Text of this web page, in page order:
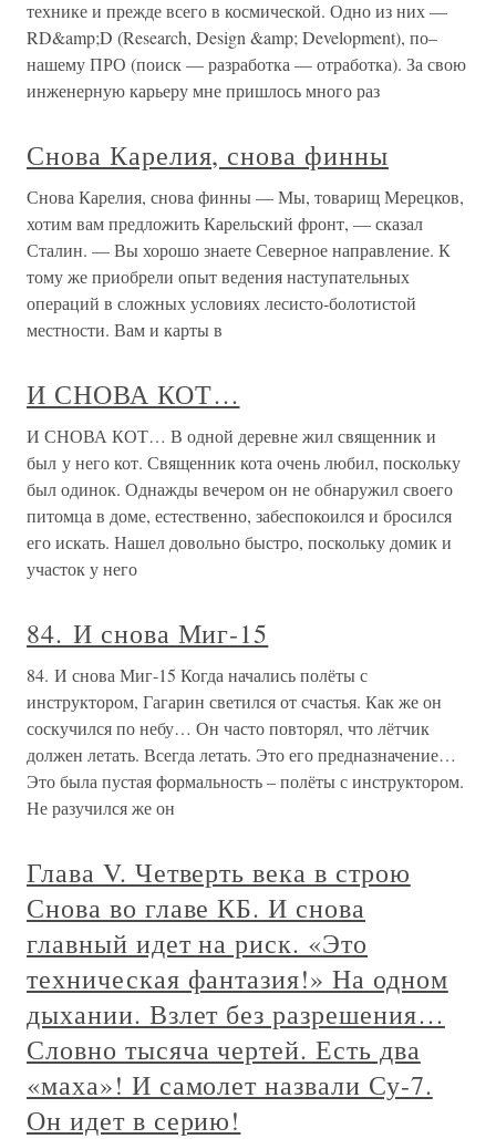
технике и прежде всего в космической. Одно из них —
RD&amp;D (Research, Design &amp; Development), по–
нашему ПРО (поиск — разработка — отработка). За свою
инженерную карьеру мне пришлось много раз
Снова Карелия, снова финны
Снова Карелия, снова финны — Мы, товарищ Мерецков,
хотим вам предложить Карельский фронт, — сказал
Сталин. — Вы хорошо знаете Северное направление. К
тому же приобрели опыт ведения наступательных
операций в сложных условиях лесисто-болотистой
местности. Вам и карты в
И СНОВА КОТ…
И СНОВА КОТ… В одной деревне жил священник и
был у него кот. Священник кота очень любил, поскольку
был одинок. Однажды вечером он не обнаружил своего
питомца в доме, естественно, забеспокоился и бросился
его искать. Нашел довольно быстро, поскольку домик и
участок у него
84. И снова Миг-15
84. И снова Миг-15 Когда начались полёты с
инструктором, Гагарин светился от счастья. Как же он
соскучился по небу… Он часто повторял, что лётчик
должен летать. Всегда летать. Это его предназначение…
Это была пустая формальность – полёты с инструктором.
Не разучился же он
Глава V. Четверть века в строю
Снова во главе КБ. И снова
главный идет на риск. «Это
техническая фантазия!» На одном
дыхании. Взлет без разрешения…
Словно тысяча чертей. Есть два
«маха»! И самолет назвали Су-7.
Он идет в серию!